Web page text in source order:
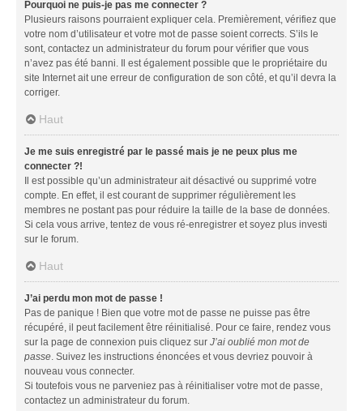
Pourquoi ne puis-je pas me connecter ?
Plusieurs raisons pourraient expliquer cela. Premièrement, vérifiez que
votre nom d’utilisateur et votre mot de passe soient corrects. S’ils le
sont, contactez un administrateur du forum pour vérifier que vous
n’avez pas été banni. Il est également possible que le propriétaire du
site Internet ait une erreur de configuration de son côté, et qu’il devra la
corriger.
Haut
Je me suis enregistré par le passé mais je ne peux plus me
connecter ?!
Il est possible qu’un administrateur ait désactivé ou supprimé votre
compte. En effet, il est courant de supprimer régulièrement les
membres ne postant pas pour réduire la taille de la base de données.
Si cela vous arrive, tentez de vous ré-enregistrer et soyez plus investi
sur le forum.
Haut
J’ai perdu mon mot de passe !
Pas de panique ! Bien que votre mot de passe ne puisse pas être
récupéré, il peut facilement être réinitialisé. Pour ce faire, rendez vous
sur la page de connexion puis cliquez sur J’ai oublié mon mot de
passe. Suivez les instructions énoncées et vous devriez pouvoir à
nouveau vous connecter.
Si toutefois vous ne parveniez pas à réinitialiser votre mot de passe,
contactez un administrateur du forum.